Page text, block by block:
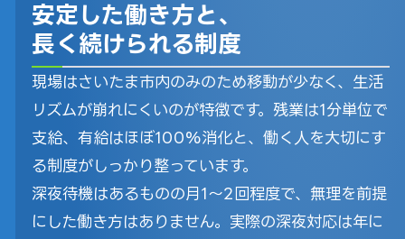
安定した働き方と、
長く続けられる制度
現場はさいたま市内のみのため移動が少なく、生活
リズムが崩れにくいのが特徴です。残業は1分単位で
支給、有給はほぼ100%消化と、働く人を大切にす
る制度がしっかり整っています。
深夜待機はあるものの月1〜2回程度で、無理を前提
にした働き方はありません。実際の深夜対応は年に